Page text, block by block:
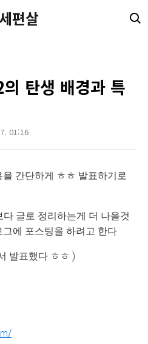
편살
탄생 배경과 특
01:16
간단하게 ㅎㅎ 발표하기로
글로 정리하는게 더 나을것
에 포스팅을 하려고 한다.
발표했다 ㅎㅎ )